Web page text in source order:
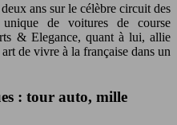
ans sur le célèbre circuit des
de voitures de course
& Elegance, quant à lui, allie
de vivre à la française dans un
: tour auto, mille